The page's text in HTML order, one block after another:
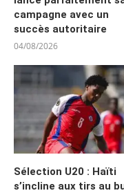
campagne avec un
succès autoritaire
04/08/2026
Sélection U20 : Haïti
s’incline aux tirs au